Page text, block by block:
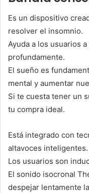
Es un dispositivo
resolver el insomnio.
Ayuda a los usuarios
profundamente.
El sueño es
mental y aumentar
Si te cuesta tener un
tu compra ideal.
Está integrado con
altavoces inteligentes.
Los usuarios son
El sonido isocronal
despejar lentamente